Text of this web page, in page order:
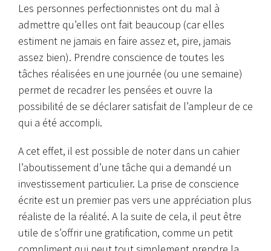
Les personnes perfectionnistes ont du mal à
admettre qu’elles ont fait beaucoup (car elles
estiment ne jamais en faire assez et, pire, jamais
assez bien). Prendre conscience de toutes les
tâches réalisées en une journée (ou une semaine)
permet de recadrer les pensées et ouvre la
possibilité de se déclarer satisfait de l’ampleur de ce
qui a été accompli.
A cet effet, il est possible de noter dans un cahier
l’aboutissement d’une tâche qui a demandé un
investissement particulier. La prise de conscience
écrite est un premier pas vers une appréciation plus
réaliste de la réalité. A la suite de cela, il peut être
utile de s’offrir une gratification, comme un petit